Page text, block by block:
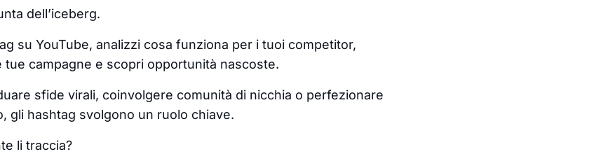
dell’iceberg.
su YouTube, analizzi cosa funziona per i tuoi competitor,
tue campagne e scopri opportunità nascoste.
sfide virali, coinvolgere comunità di nicchia o perfezionare
gli hashtag svolgono un ruolo chiave.
li traccia?